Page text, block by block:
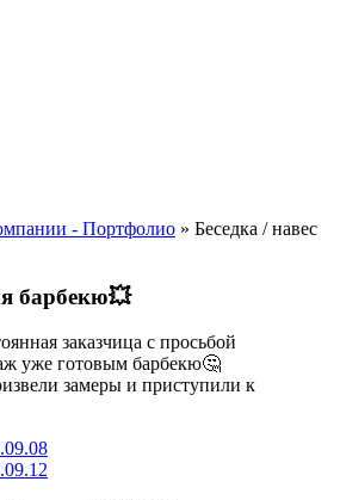
- Портфолио » Беседка / навес
барбекю💥
заказчица с просьбой
уже готовым барбекю🤔
замеры и приступили к